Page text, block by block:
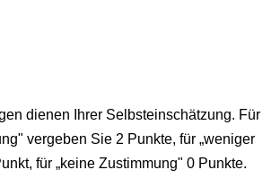
dienen Ihrer Selbsteinschätzung. Für
vergeben Sie 2 Punkte, für „weniger
für „keine Zustimmung" 0 Punkte.